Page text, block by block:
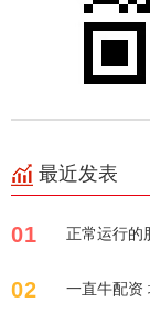
最近发表
01 正常运行的
02 一直牛配资